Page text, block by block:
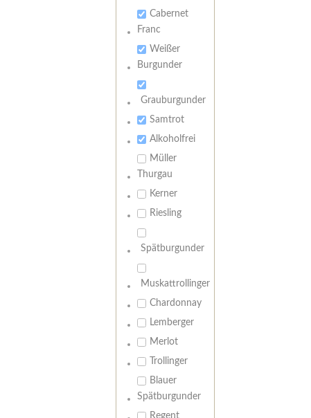
Cabernet
Franc
Weißer
Burgunder
Grauburgunder
Samtrot
Alkoholfrei
Müller
Thurgau
Kerner
Riesling
Spätburgunder
Muskattrollinger
Chardonnay
Lemberger
Merlot
Trollinger
Blauer
Spätburgunder
Regent